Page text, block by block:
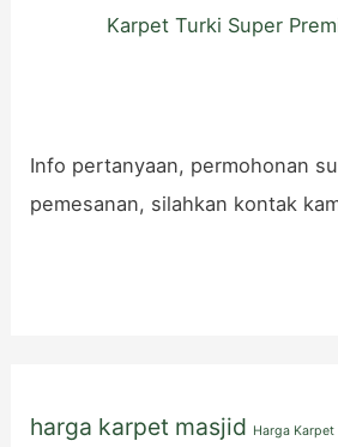
Karpet Turki Super
Info pertanyaan, permohonan
pemesanan, silahkan kontak
harga karpet masjid Harga